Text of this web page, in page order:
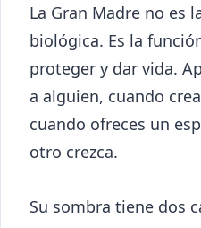
La Gran Madre no es
biológica. Es la
proteger y dar vida.
a alguien, cuando
cuando ofreces un
otro crezca.
Su sombra tiene dos